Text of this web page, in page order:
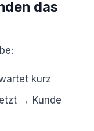
das
kurz
→ Kunde